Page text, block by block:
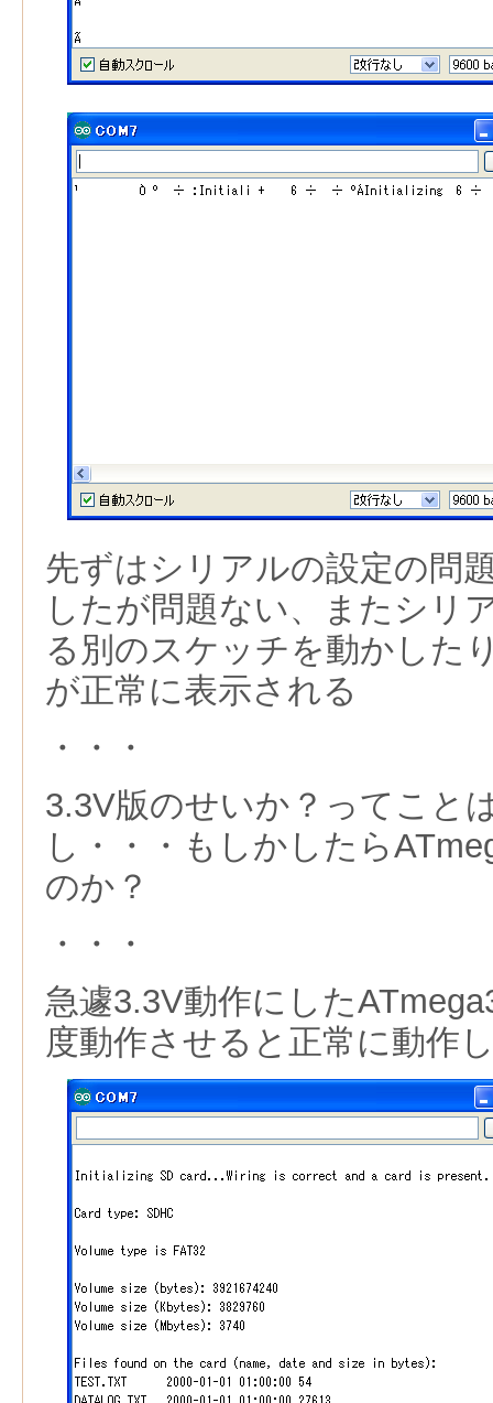
先ずはシリアルの設定の問
したが問題ない、またシリ
る別のスケッチを動かした
が正常に表示される
・・・
3.3V版のせいか？ってこと
し・・・もしかしたら
のか？
・・・
急遽3.3V動作にした
度動作させると正常に動作